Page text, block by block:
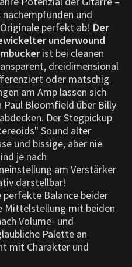
und
perfekt ab! Der
underwound
ist bei cleanen
dreidimensional
oder matschig.
am Amp lassen sich
Paul Bloomfield über Billy
Der Stegpickup
Sound alter
und bissige, aber nie
je nach
am Verstärker
darstellbar!
perfekte Balance beider
Mittelstellung mit beiden
Volume- und
Palette an
mit Charakter und